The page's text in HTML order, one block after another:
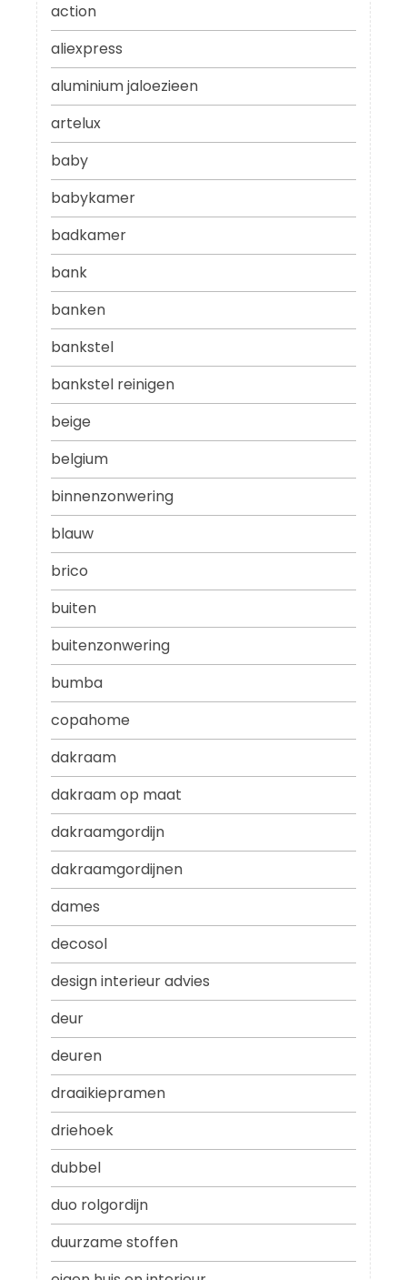
action
aliexpress
aluminium jaloezieen
artelux
baby
babykamer
badkamer
bank
banken
bankstel
bankstel reinigen
beige
belgium
binnenzonwering
blauw
brico
buiten
buitenzonwering
bumba
copahome
dakraam
dakraam op maat
dakraamgordijn
dakraamgordijnen
dames
decosol
design interieur advies
deur
deuren
draaikiepramen
driehoek
dubbel
duo rolgordijn
duurzame stoffen